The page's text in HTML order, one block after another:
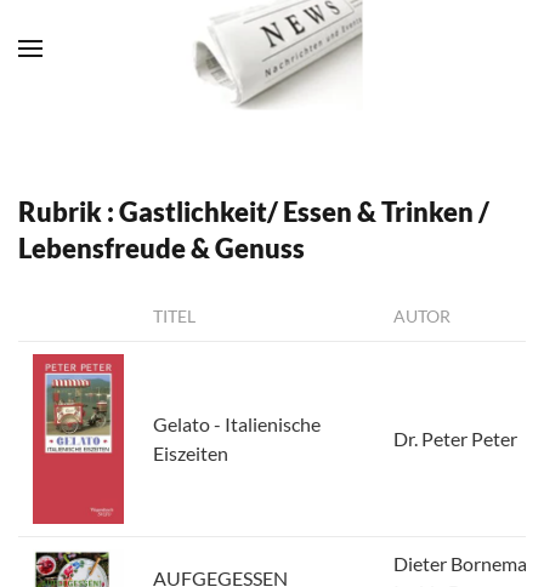
Zum Hauptinhalt springen
Rubrik : Gastlichkeit/ Essen & Trinken /
Lebensfreude & Genuss
TITEL AUTOR
Gelato - Italienische
Eiszeiten
Dr. Peter Peter
AUFGEGESSEN
Dieter